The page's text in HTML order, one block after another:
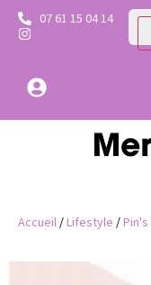
07 61 15 04 14
Accueil /Lifestyle /Pin's